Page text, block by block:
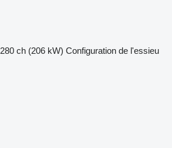
280 ch (206 kW) Configuration de l'essieu